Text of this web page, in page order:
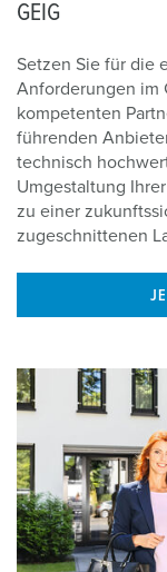
GEIG
Setzen Sie für die
Anforderungen im
kompetenten
führenden
technisch
Umgestaltung
zu einer
zugeschnittenen